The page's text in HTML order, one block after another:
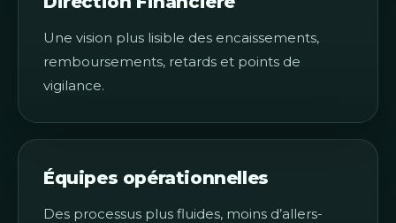
Une vision plus lisible des encaissements,
remboursements, retards et points de
vigilance.
Équipes opérationnelles
Des processus plus fluides, moins d’allers-